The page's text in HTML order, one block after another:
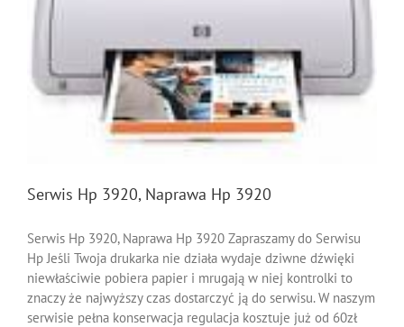
Serwis Hp 3920, Naprawa Hp 3920
Serwis Hp 3920, Naprawa Hp 3920 Zapraszamy do Serwisu
Hp Jeśli Twoja drukarka nie działa wydaje dziwne dźwięki
niewłaściwie pobiera papier i mrugają w niej kontrolki to
znaczy że najwyższy czas dostarczyć ją do serwisu. W naszym
serwisie pełna konserwacja regulacja kosztuje już od 60zł